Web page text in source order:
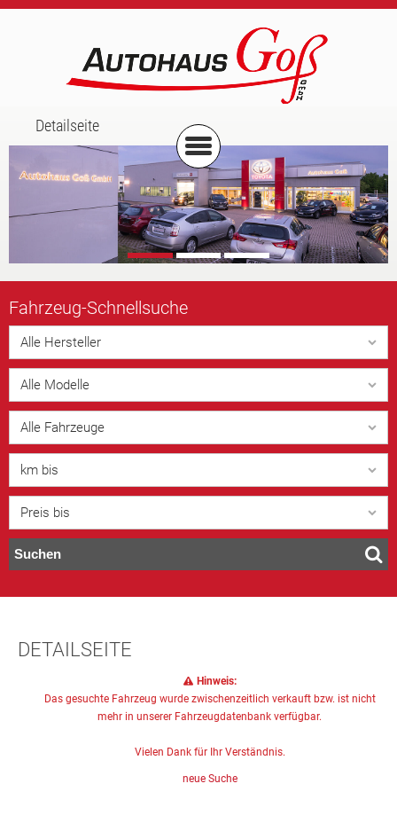
Detailseite
Fahrzeug-Schnellsuche
Alle Hersteller
Alle Modelle
Alle Fahrzeuge
km bis
Preis bis
Suchen
DETAILSEITE
Hinweis:
Das gesuchte Fahrzeug wurde zwischenzeitlich verkauft bzw. ist nicht
mehr in unserer Fahrzeugdatenbank verfügbar.
Vielen Dank für Ihr Verständnis.
neue Suche